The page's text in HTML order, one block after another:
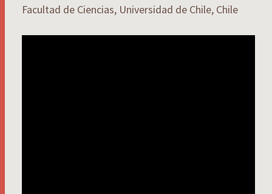
Facultad de Ciencias, Universidad de Chile, Chile